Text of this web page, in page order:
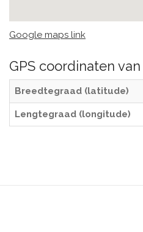
Google maps link
GPS coordinaten van
Breedtegraad (latitude)
Lengtegraad (longitude)